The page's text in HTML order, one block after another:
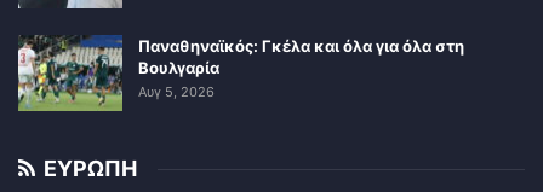
Παναθηναϊκός: Γκέλα και όλα για όλα στη
Βουλγαρία
Αυγ 5, 2026
ΕΥΡΩΠΗ